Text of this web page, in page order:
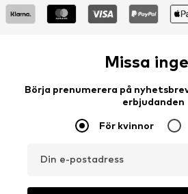
Missa
Börja prenumerera på
erbjudanden
För kvinnor
Din e-postadress